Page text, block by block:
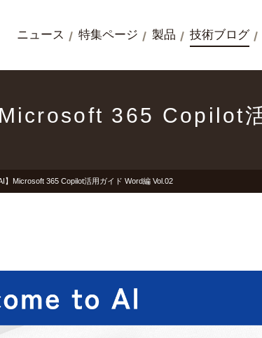
ニュース 特集ページ 製品 技術ブログ
365 Copilot
】Microsoft 365 Copilot活用ガイド Word編 Vol.02